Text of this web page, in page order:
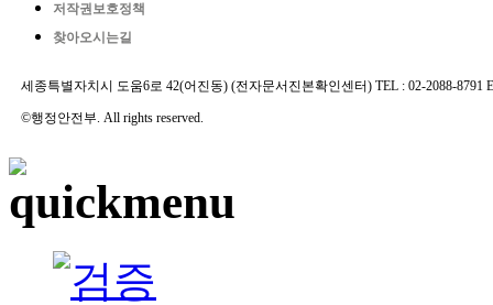
저작권보호정책
찾아오시는길
세종특별자치시 도움6로 42(어진동) (전자문서진본확인센터) TEL : 02-2088-8791
©행정안전부. All rights reserved.